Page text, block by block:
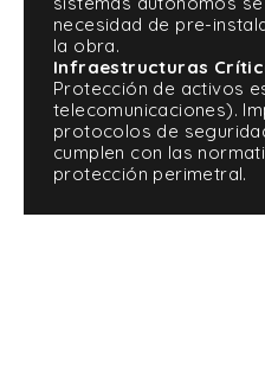
necesidad de pre-
la obra.
Infraestructuras
Protección de activos
telecomunicaciones).
protocolos de
cumplen con las
protección perimetral.